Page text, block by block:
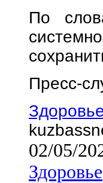
По
Пресс-
02/05/
Здоровье